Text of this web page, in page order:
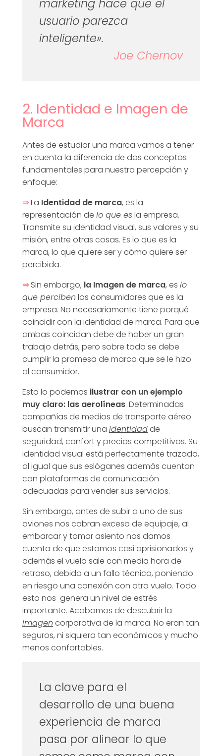
marketing hace que el
usuario parezca
inteligente».
Joe Chernov
2. Identidad e Imagen de
Marca
Antes de estudiar una marca vamos a tener
en cuenta la diferencia de dos conceptos
fundamentales para nuestra percepción y
enfoque:
⇒La Identidad de marca, es la
representación de lo que esla empresa.
Transmite su identidad visual, sus valores y su
misión, entre otras cosas. Es lo que es la
marca, lo que quiere ser y cómo quiere ser
percibida.
⇒Sin embargo, la Imagen de marca, es lo
que perciben los consumidores que es la
empresa. No necesariamente tiene porqué
coincidir con la identidad de marca. Para que
ambas coincidan debe de haber un gran
trabajo detrás, pero sobre todo se debe
cumplir la promesa de marca que se le hizo
al consumidor.
Esto lo podemos ilustrar con un ejemplo
muy claro: las aerolíneas. Determinadas
compañías de medios de transporte aéreo
buscan transmitir una identidadde
seguridad, confort y precios competitivos. Su
identidad visual está perfectamente trazada,
al igual que sus eslóganes además cuentan
con plataformas de comunicación
adecuadas para vender sus servicios.
Sin embargo, antes de subir a uno de sus
aviones nos cobran exceso de equipaje, al
embarcar y tomar asiento nos damos
cuenta de que estamos casi aprisionados y
además el vuelo sale con media hora de
retraso, debido a un fallo técnico, poniendo
en riesgo una conexión con otro vuelo. Todo
esto nos genera un nivel de estrés
importante. Acabamos de descubrir la
imagen corporativa de la marca. No eran tan
seguros, ni siquiera tan económicos y mucho
menos confortables.
La clave para el
desarrollo de una buena
experiencia de marca
pasa por alinear lo que